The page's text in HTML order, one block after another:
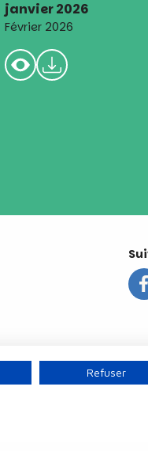
janvier 2026
Février 2026
Refuser